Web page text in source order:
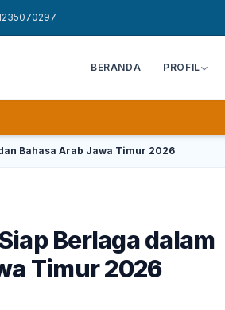
BERANDA PROFIL
Bahasa Arab Jawa Timur 2026
Berlaga dalam
Timur 2026